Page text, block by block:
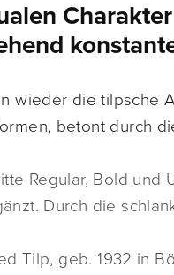
wieder die tilpsche
betont durch
Regular, Bold und
Durch die
Tilp, geb. 1932 in